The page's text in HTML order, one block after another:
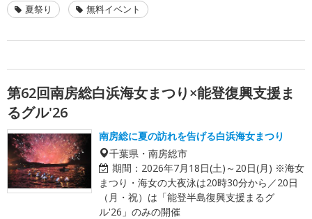
夏祭り 無料イベント
第62回南房総白浜海女まつり×能登復興支援ま
るグル'26
南房総に夏の訪れを告げる白浜海女まつり
千葉県・南房総市
期間： 2026年7月18日(土)～20日(月) ※海女
まつり・海女の大夜泳は20時30分から／20日
（月・祝）は「能登半島復興支援まるグ
ル'26」のみの開催